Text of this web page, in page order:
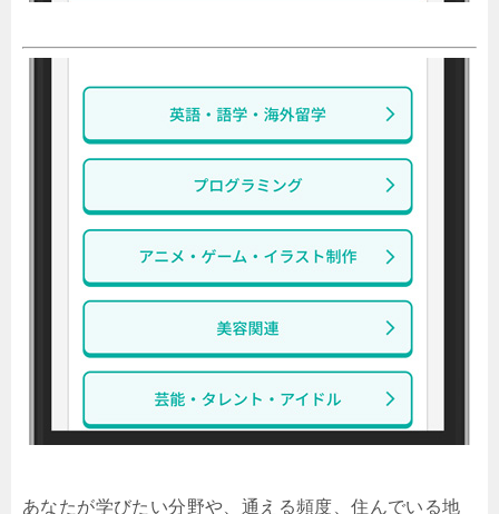
あなたが学びたい分野や、通える頻度、住んでいる地